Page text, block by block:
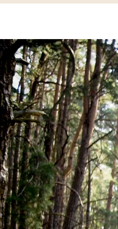
Unsere
In den Oberberg
moderne, wirksame
individuell auf Ihre
sind – in einer
aufgehoben fühlen.
Erfahren Sie hier mehr
Konzepte, besondere
welche
Ihnen passt.
Unsere Therapien